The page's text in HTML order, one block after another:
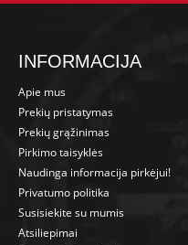
INFORMACIJA
Apie mus
Prekių pristatymas
Prekių grąžinimas
Pirkimo taisyklės
Naudinga informacija pirkėjui!
Privatumo politika
Susisiekite su mumis
Atsiliepimai